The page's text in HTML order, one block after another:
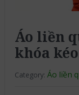
Áo liền
khóa kéo
Category: Áo liền